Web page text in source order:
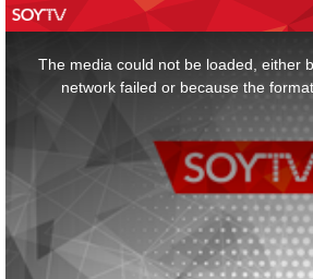
The media could not be loaded, either
network failed or because the